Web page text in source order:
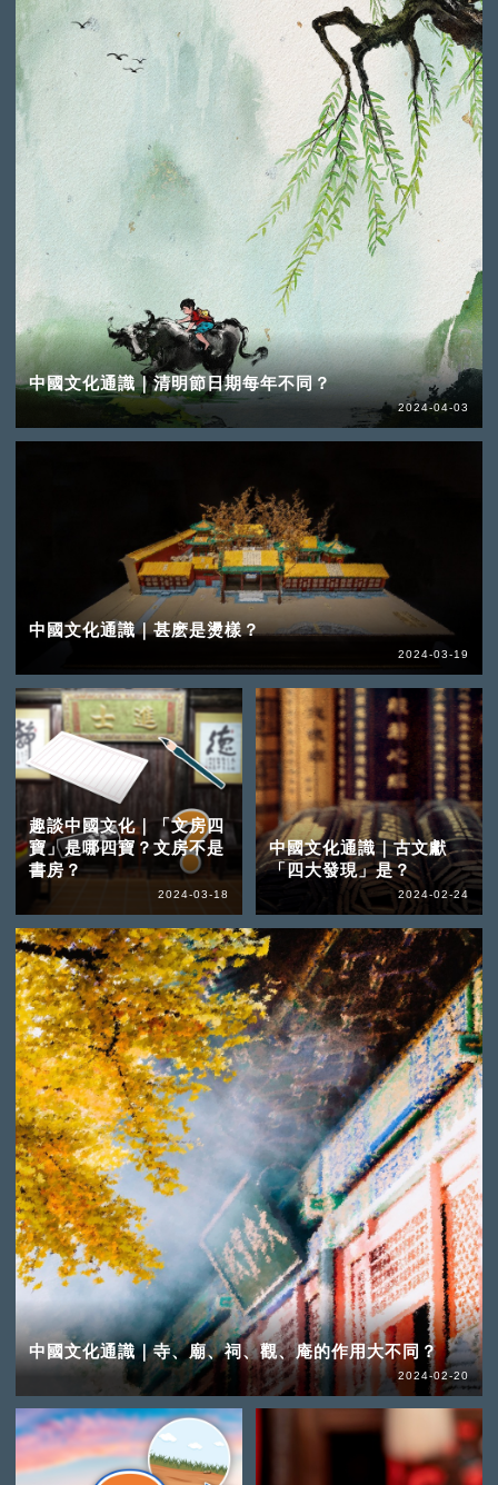
中國文化通識｜清明節日期每年不同？
2024-04-03
中國文化通識｜甚麽是燙樣？
2024-03-19
趣談中國文化｜「文房四
寶」是哪四寶？文房不是
書房？
2024-03-18
中國文化通識｜古文獻
「四大發現」是？
2024-02-24
中國文化通識｜寺、廟、祠、觀、庵的作用大不同？
2024-02-20